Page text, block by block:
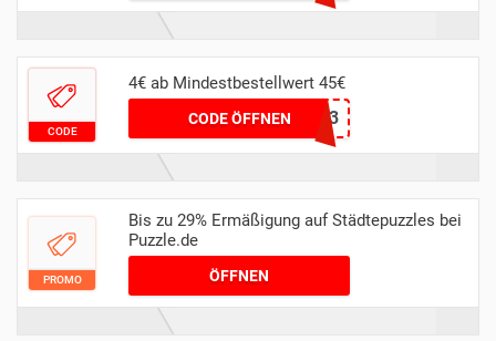
CODE
4€ ab Mindestbestellwert 45€
CODE ÖFFNEN
WEIPUZDE23
PROMO
Bis zu 29% Ermäßigung auf Städtepuzzles bei
Puzzle.de
ÖFFNEN